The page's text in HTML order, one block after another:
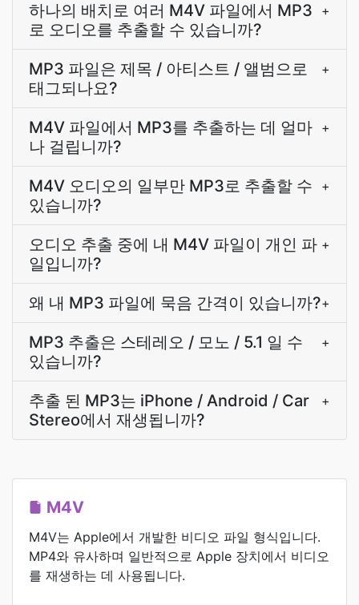
하나의 배치로 여러 M4V 파일에서 MP3
로 오디오를 추출할 수 있습니까?
+
MP3 파일은 제목 / 아티스트 / 앨범으로
태그되나요?
+
M4V 파일에서 MP3를 추출하는 데 얼마
나 걸립니까?
+
M4V 오디오의 일부만 MP3로 추출할 수
있습니까?
+
오디오 추출 중에 내 M4V 파일이 개인 파
일입니까?
+
왜 내 MP3 파일에 묵음 간격이 있습니까?+
MP3 추출은 스테레오 / 모노 / 5.1 일 수
있습니까?
+
추출 된 MP3는 iPhone / Android / Car
Stereo에서 재생됩니까?
+
M4V
M4V는 Apple에서 개발한 비디오 파일 형식입니다.
MP4와 유사하며 일반적으로 Apple 장치에서 비디오
를 재생하는 데 사용됩니다.